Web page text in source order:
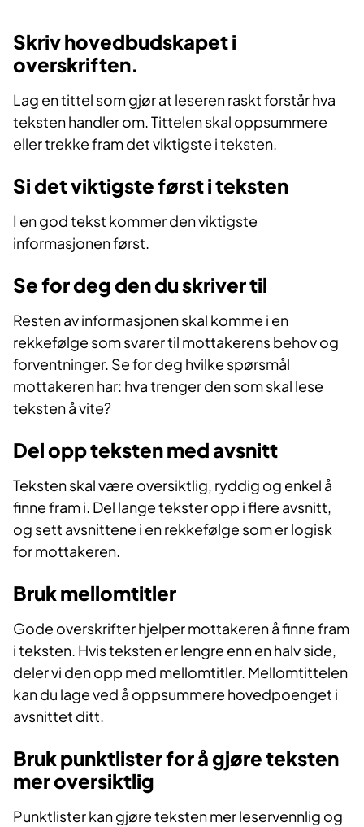
Skriv hovedbudskapet i
overskriften.
Lag en tittel som gjør at leseren raskt forstår hva
teksten handler om. Tittelen skal oppsummere
eller trekke fram det viktigste i teksten.
Si det viktigste først i teksten
I en god tekst kommer den viktigste
informasjonen først.
Se for deg den du skriver til
Resten av informasjonen skal komme i en
rekkefølge som svarer til mottakerens behov og
forventninger. Se for deg hvilke spørsmål
mottakeren har: hva trenger den som skal lese
teksten å vite?
Del opp teksten med avsnitt
Teksten skal være oversiktlig, ryddig og enkel å
finne fram i. Del lange tekster opp i flere avsnitt,
og sett avsnittene i en rekkefølge som er logisk
for mottakeren.
Bruk mellomtitler
Gode overskrifter hjelper mottakeren å finne fram
i teksten. Hvis teksten er lengre enn en halv side,
deler vi den opp med mellomtitler. Mellomtittelen
kan du lage ved å oppsummere hovedpoenget i
avsnittet ditt.
Bruk punktlister for å gjøre teksten
mer oversiktlig
Punktlister kan gjøre teksten mer leservennlig og